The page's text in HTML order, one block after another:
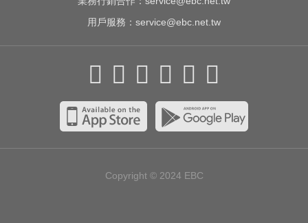
用戶服務： service@ebc.net.tw
Copyright © 2024 EBC